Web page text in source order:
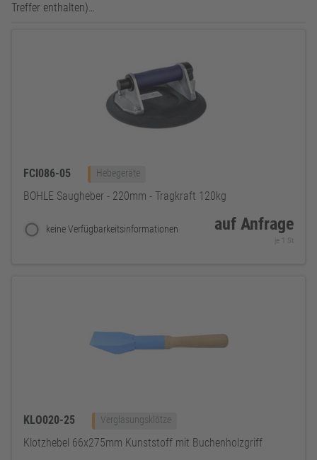
Treffer enthalten)…
FCI086-05 Hebegeräte
BOHLE Saugheber - 220mm - Tragkraft 120kg
keine Verfügbarkeitsinformationen auf Anfrage
je 1 St
KLO020-25 Verglasungsklötze
Klotzhebel 66x275mm Kunststoff mit Buchenholzgriff